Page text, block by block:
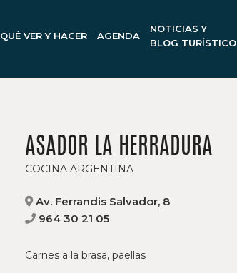
QUÉ VER Y HACER AGENDA
NOTICIAS Y
BLOG TURÍSTICO
ASADOR LA HERRADURA
COCINA ARGENTINA
Av. Ferrandis Salvador, 8
964 30 21 05
Carnes a la brasa, paellas